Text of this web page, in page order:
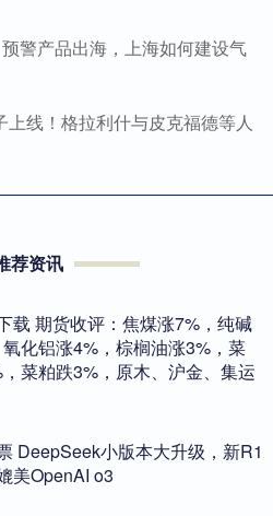
警产品出海，上海如何建设气
线！格拉利什与皮克福德等人
荐资讯
载 期货收评：焦煤涨7%，纯碱
化铝涨4%，棕榈油涨3%，菜
菜粕跌3%，原木、沪金、集运
DeepSeek小版本大升级，新R1
美OpenAI o3